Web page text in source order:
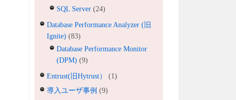
SQL Server (24)
Database Performance Analyzer (旧
Ignite) (83)
Database Performance Monitor
(DPM) (9)
Entrust(旧Hytrust）
(1)
導入ユーザ事例 (9)